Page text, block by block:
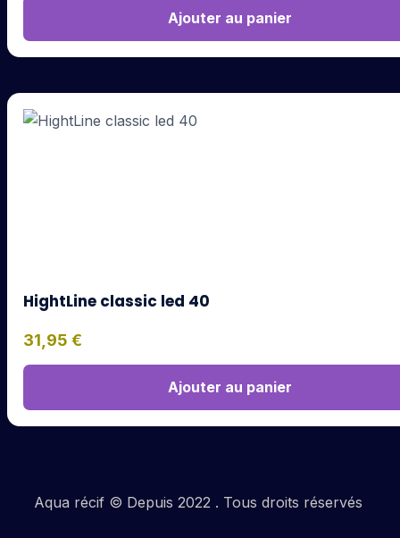
Ajouter au panier
HightLine classic led 40
31,95 €
Ajouter au panier
Aqua récif © Depuis 2022 . Tous droits réservés